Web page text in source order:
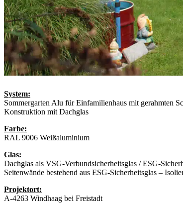
System:
Sommergarten Alu für Einfamilienhaus mit gerahmten
Konstruktion mit Dachglas
Farbe:
RAL 9006 Weißaluminium
Glas:
Dachglas als VSG-Verbundsicherheitsglas / ESG-
Seitenwände bestehend aus ESG-Sicherheitsglas –
Projektort:
A-4263 Windhaag bei Freistadt